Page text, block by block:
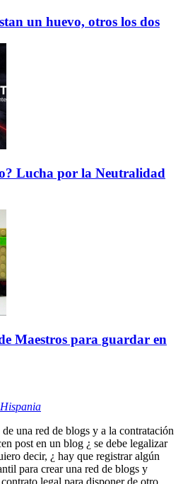
un huevo, otros los dos
Lucha por la Neutralidad
Maestros para guardar en
Hispania
una red de blogs y a la contratación
post en un blog ¿ se debe legalizar
decir, ¿ hay que registrar algún
para crear una red de blogs y
legal para disponer de otro